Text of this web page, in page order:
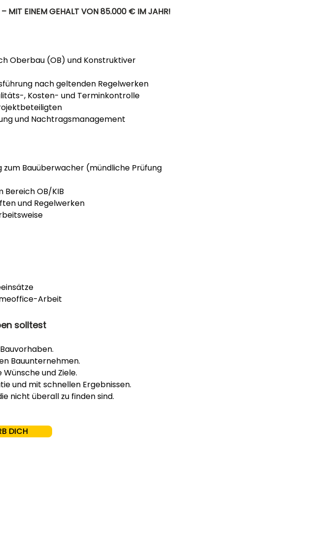
– MIT EINEM GEHALT VON 85.000 € IM JAHR!
Oberbau (OB) und Konstruktiver
nach geltenden Regelwerken
, Kosten- und Terminkontrolle
und Nachtragsmanagement
Bauüberwacher (mündliche Prüfung
OB/KIB
und Regelwerken
Arbeit
solltest
Bauunternehmen.
und Ziele.
und mit schnellen Ergebnissen.
nicht überall zu finden sind.
DICH